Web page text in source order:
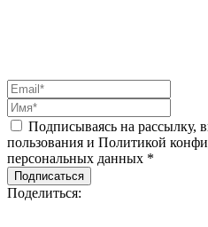
Подписываясь на рассылку,
пользования и Политикой
персональных данных *
Подписаться
Поделиться: